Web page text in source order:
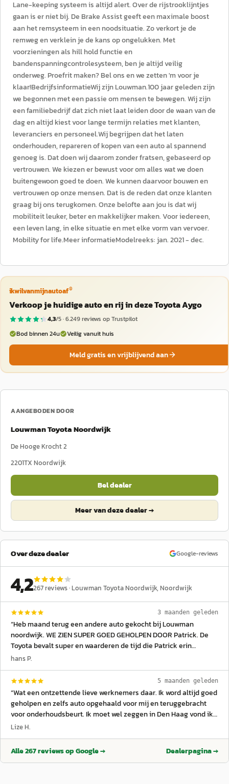
Lane-keeping systeem is altijd alert. Over de rijstrooklijntjes
gaan is er niet bij. De Brake Assist geeft een maximale boost
aan het remsysteem in een noodsituatie. Zo verkort je de
remweg en verklein je de kans op ongelukken. Met
voorzieningen als hill hold functie en
bandenspanningcontrolesysteem, ben je altijd veilig
onderweg. Proefrit maken? Bel ons en we zetten 'm voor je
klaar!BedrijfsinformatieWij zijn Louwman.100 jaar geleden zijn
we begonnen met een passie om mensen te bewegen. Wij zijn
een familiebedrijf dat zich niet laat leiden door de waan van de
dag en altijd kiest voor lange termijn relaties met klanten,
leveranciers en personeel.Wij begrijpen dat het laten
onderhouden, repareren of kopen van een auto al spannend
genoeg is. Dat doen wij daarom zonder fratsen, gebaseerd op
vertrouwen. We kiezen er bewust voor om alles wat we doen
buitengewoon goed te doen. We kunnen daarvoor bouwen en
vertrouwen op onze mensen. Dat is de reden dat onze klanten
graag bij ons terugkomen. Onze belofte aan jou is dat wij
mobiliteit leuker, beter en makkelijker maken. Voor iedereen,
een leven lang, in elke situatie en met elke vorm van vervoer.
Mobility for life.Meer informatieModelreeks: jan. 2021 - dec.
ikwilvanmijnautoaf®
Verkoop je huidige auto en rij in deze Toyota Aygo
4,3/5 ·6.249reviews op Trustpilot
Bod binnen 24u
Veilig vanuit huis
Meld gratis en vrijblijvend aan
AANGEBODEN DOOR
Louwman Toyota Noordwijk
De Hooge Krocht 2
2201TX Noordwijk
Bel dealer
Meer van deze dealer →
Over deze dealer Google-reviews
4,2267reviews ·Louwman Toyota Noordwijk, Noordwijk
3 maanden geleden
“Heb maand terug een andere auto gekocht bij Louwman
noordwijk. WE ZIEN SUPER GOED GEHOLPEN DOOR Patrick. De
Toyota bevalt super en waarderen de tijd die Patrick erin
gestoken heeft.En het goede advies wat hij heeft gegeven.
hans P.
5 maanden geleden
“Wat een ontzettende lieve werknemers daar. Ik word altijd goed
geholpen en zelfs auto opgehaald voor mij en teruggebracht
voor onderhoudsbeurt. Ik moet wel zeggen in Den Haag vond ik
ze niet zo klantvriendelijk daarom naar Noordwijk gegaan. Van
Lize H.
Alle267reviews op Google → Dealerpagina →